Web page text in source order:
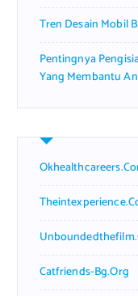
Tren Desain Mobil
Pentingnya
Yang Membantu
Catfriends-Bg.org